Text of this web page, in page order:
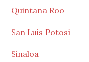
Quintana Roo
San Luis Potosí
Sinaloa